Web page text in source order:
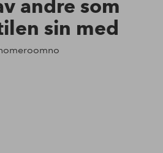
andre som
sin med